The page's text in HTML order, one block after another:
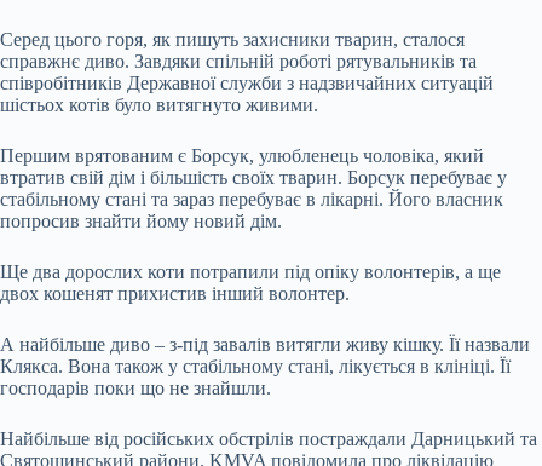
Серед цього горя, як пишуть захисники тварин, сталося
справжнє диво. Завдяки спільній роботі рятувальників та
співробітників Державної служби з надзвичайних ситуацій
шістьох котів було витягнуто живими.
Першим врятованим є Борсук, улюбленець чоловіка, який
втратив свій дім і більшість своїх тварин. Борсук перебуває у
стабільному стані та зараз перебуває в лікарні. Його власник
попросив знайти йому новий дім.
Ще два дорослих коти потрапили під опіку волонтерів, а ще
двох кошенят прихистив інший волонтер.
А найбільше диво – з-під завалів витягли живу кішку. Її назвали
Клякса. Вона також у стабільному стані, лікується в клініці. Її
господарів поки що не знайшли.
Найбільше від російських обстрілів постраждали Дарницький та
Святошинський райони. KMVA повідомила про ліквідацію